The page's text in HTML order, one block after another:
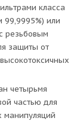
класса
или
резьбовым
защиты от
четырьмя
частью для
манипуляций